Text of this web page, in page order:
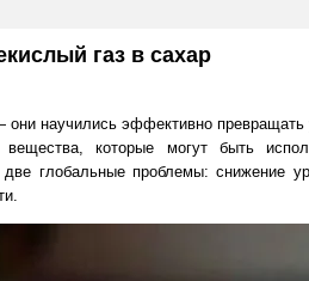
газ в сахар
они научились эффективно
вещества, которые могут быть
глобальные проблемы: снижение